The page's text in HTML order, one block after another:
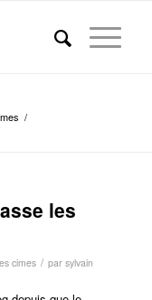
/
les
cimes / par sylvain